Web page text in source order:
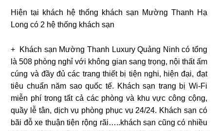
Hiện tại khách hệ thống khách sạn Mường Thanh Hạ
Long có 2 hệ thống khách sạn
+ Khách sạn Mường Thanh Luxury Quảng Ninh có tổng
là 508 phòng nghỉ với không gian sang trọng, nội thất ấm
cúng và đầy đủ các trang thiết bị tiện nghi, hiện đại, đạt
tiêu chuẩn năm sao quốc tế. Khách sạn trang bị Wi-Fi
miễn phí trong tất cả các phòng và khu vực công cộng,
quầy lễ tân, dịch vụ phòng phục vụ 24/24. Khách sạn có
bãi đỗ xe thuận tiện rộng rãi…..khách sạn cũng có nhiều